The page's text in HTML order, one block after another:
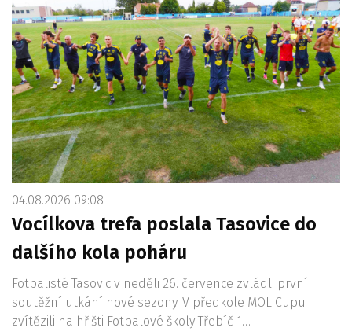
04.08.2026 09:08
Vocílkova trefa poslala Tasovice do
dalšího kola poháru
Fotbalisté Tasovic v neděli 26. července zvládli první
soutěžní utkání nové sezony. V předkole MOL Cupu
zvítězili na hřišti Fotbalové školy Třebíč 1…